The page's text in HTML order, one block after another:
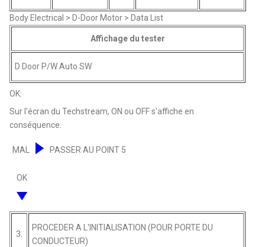
Body Electrical > D-Door Motor > Data List
Affichage du tester
D Door P/W Auto SW
OK:
Sur l'écran du Techstream, ON ou OFF s'affiche en
conséquence.
MAL PASSER AU POINT 5
OK
3.
PROCEDER A L'INITIALISATION (POUR PORTE DU
CONDUCTEUR)